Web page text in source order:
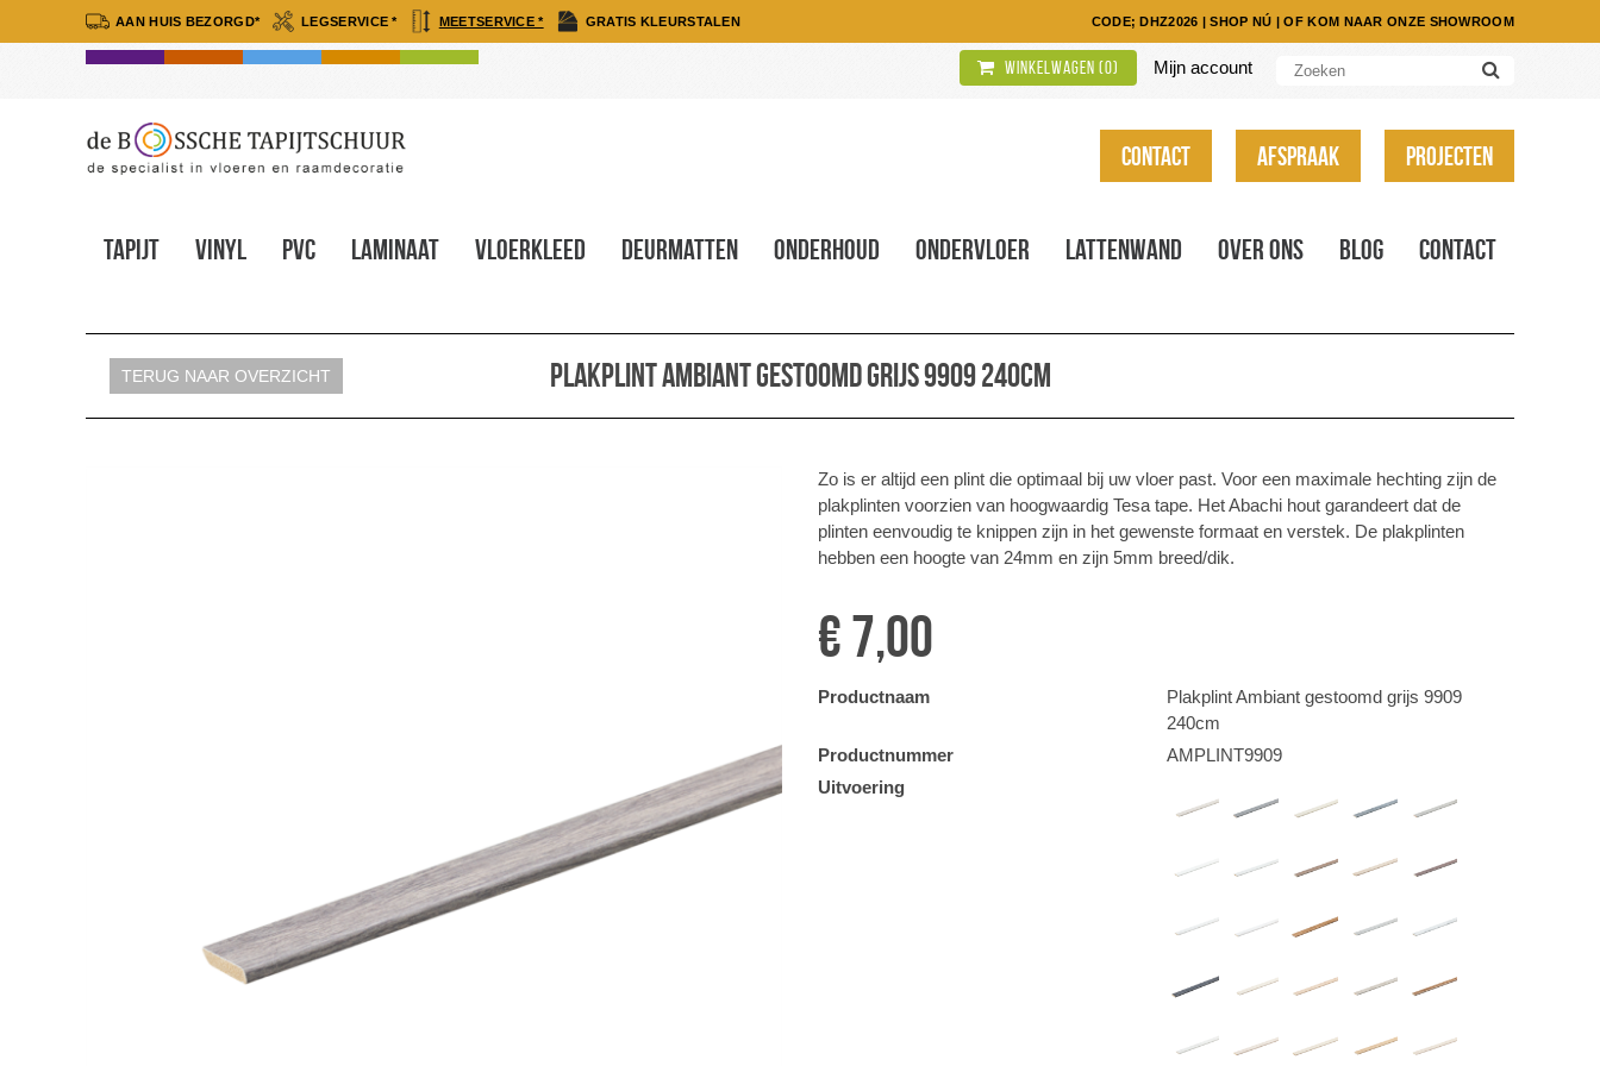
AAN HUIS BEZORGD* LEGSERVICE * MEETSERVICE * GRATIS KLEURSTALEN CODE; DHZ2026 |SHOP NÚ |OF KOM NAAR ONZE SHOWROOM
Winkelwagen (0) Mijn account
Contact Afspraak Projecten
Tapijt Vinyl Pvc Laminaat Vloerkleed Deurmatten Onderhoud Ondervloer Lattenwand Over ons Blog Contact
TERUG NAAR OVERZICHT Plakplint Ambiant gestoomd grijs 9909 240cm
Zo is er altijd een plint die optimaal bij uw vloer past. Voor een maximale hechting zijn de
plakplinten voorzien van hoogwaardig Tesa tape. Het Abachi hout garandeert dat de
plinten eenvoudig te knippen zijn in het gewenste formaat en verstek. De plakplinten
hebben een hoogte van 24mm en zijn 5mm breed/dik.
€ 7,00
Productnaam
Plakplint Ambiant gestoomd grijs 9909
240cm
Productnummer
AMPLINT9909
Uitvoering